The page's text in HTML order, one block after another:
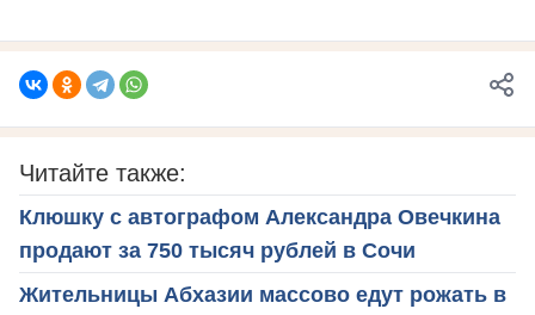
Читайте также:
Клюшку с автографом Александра Овечкина
продают за 750 тысяч рублей в Сочи
Жительницы Абхазии массово едут рожать в